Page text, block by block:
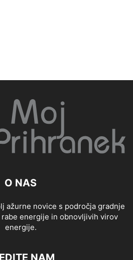
O NAS
ažurne novice s področja gradnje
energije in obnovljivih virov
energije.
NAM